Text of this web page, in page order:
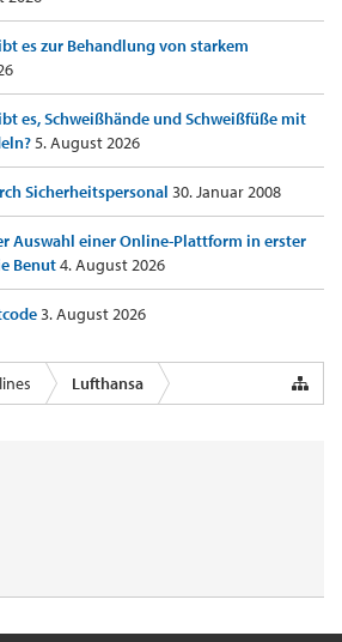
es zur Behandlung von starkem
es, Schweißhände und Schweißfüße mit
5. August 2026
Sicherheitspersonal 30. Januar 2008
Auswahl einer Online-Plattform in erster
Benut4. August 2026
3. August 2026
Lufthansa